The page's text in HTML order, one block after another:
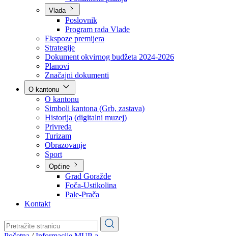
*Odluke
*Zaključci
*Poslanička pitanja
Vlada
Poslovnik
Program rada Vlade
Ekspoze premijera
Strategije
Dokument okvirnog budžeta 2024-2026
Planovi
Značajni dokumenti
O kantonu
O kantonu
Simboli kantona (Grb, zastava)
Historija (digitalni muzej)
Privreda
Turizam
Obrazovanje
Općine
Pale-Prača
Kontakt